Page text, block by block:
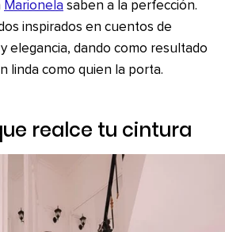
Marionela saben a la perfección.
inspirados en cuentos de
elegancia, dando como resultado
linda como quien la porta.
realce tu cintura